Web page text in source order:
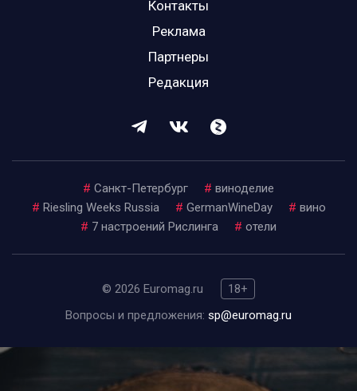
Контакты
Реклама
Партнеры
Редакция
# Санкт-Петербург # виноделие
# Riesling Weeks Russia # GermanWineDay # вино
# 7 настроений Рислинга # отели
© 2026 Euromag.ru
18+
Вопросы и предложения: sp@euromag.ru